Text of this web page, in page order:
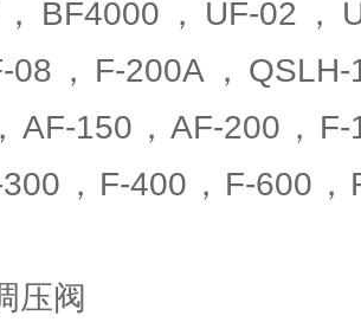
BF4000，UF-02，
08，F-200A，
AF-150，AF-200，
，F-400，F-600
压阀